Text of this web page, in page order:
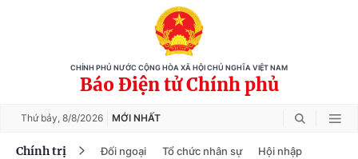
CHÍNH PHỦ NƯỚC CỘNG HÒA XÃ HỘI CHỦ NGHĨA VIỆT NAM
Báo Điện tử Chính phủ
Thứ bảy, 8/8/2026 MỚI NHẤT
Chính trị Đối ngoại Tổ chức nhân sự Hội nhập